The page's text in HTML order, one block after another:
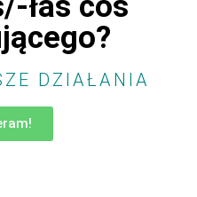
DZIAŁANIA